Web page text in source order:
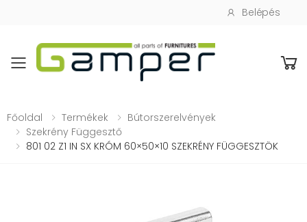
Belépés
Toggle mobile menu
Főoldal Termékek
Bútorszerelvények
Szekrény Függesztő
801 02 Z1 IN SX KRÓM 60×50×10 SZEKRÉNY FÜGGESZTÖK